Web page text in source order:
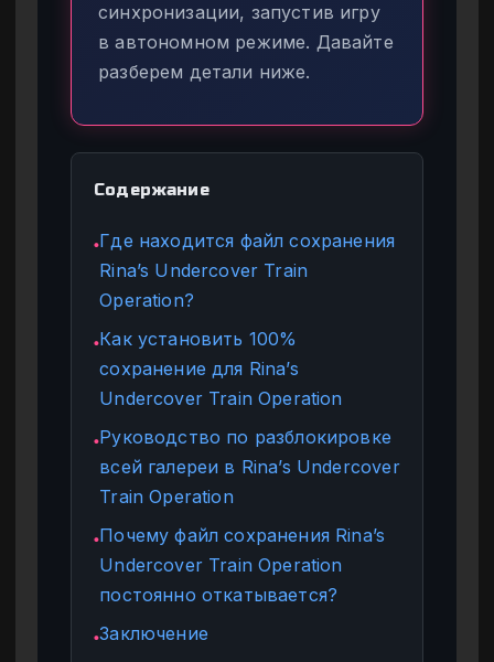
синхронизации, запустив игру
в автономном режиме. Давайте
разберем детали ниже.
Содержание
●Где находится файл сохранения
Rina’s Undercover Train
Operation?
●Как установить 100%
сохранение для Rina’s
Undercover Train Operation
●Руководство по разблокировке
всей галереи в Rina’s Undercover
Train Operation
●Почему файл сохранения Rina’s
Undercover Train Operation
постоянно откатывается?
●Заключение